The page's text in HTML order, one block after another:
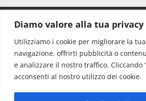
Diamo valore alla tua privacy
Utilizziamo i cookie per migliorare la
navigazione, offrirti pubblicità o
e analizzare il nostro traffico. Cliccando
acconsenti al nostro utilizzo dei cookie.
CONTATTI.
Redazione:
Direttore:
Info & Commerciale: